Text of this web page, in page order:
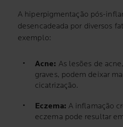
A hiperpigmentação pós-
desencadeada por diversos
exemplo:
Acne: As lesões de
graves, podem deixar
cicatrização.
Eczema: A inflamação
eczema pode resultar